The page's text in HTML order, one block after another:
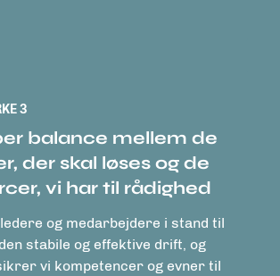
3
balance mellem de
der skal løses og de
vi har til rådighed
og medarbejdere i stand til
stabile og effektive drift, og
vi kompetencer og evner til